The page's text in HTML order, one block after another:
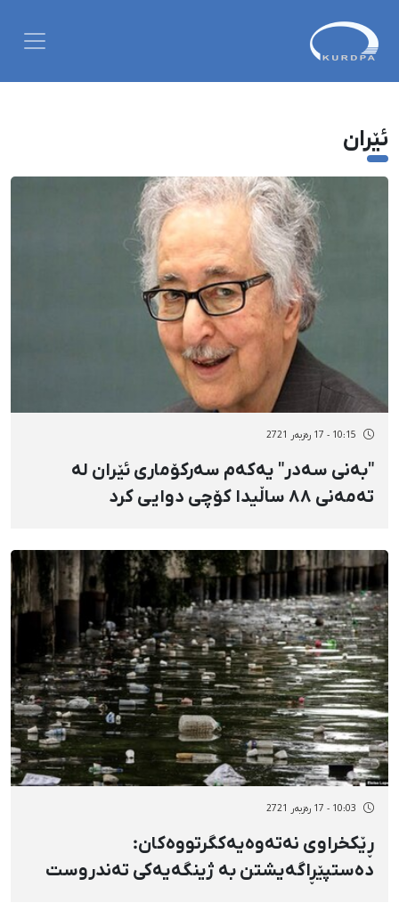
ئێران
10:15 - 17 رەزبەر 2721
"بەنی سەدر" یەکەم سەرکۆماری ئێران لە
تەمەنی ٨٨ ساڵیدا کۆچی دوایی کرد
10:03 - 17 رەزبەر 2721
ڕێکخراوی نەتەوەیەکگرتووەکان:
دەستپێڕاگەیشتن بە ژینگەیەکی تەندروست